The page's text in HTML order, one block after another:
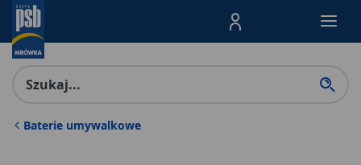
Menu Produktów,
Baterie umywalkowe